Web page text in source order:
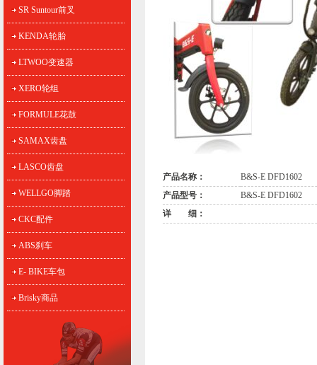
SR Suntour前叉
KENDA轮胎
LTWOO变速器
XERO轮组
FORMULE花鼓
SAMAX齿盘
LASCO齿盘
WELLGO脚踏
CKC配件
ABS刹车
E- BIKE车包
Brisky商品
产品名称：
B&S-E DFD1602
产品型号：
B&S-E DFD1602
详 细：